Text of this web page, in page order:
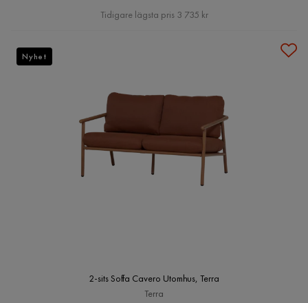
Pris
Tidigare lägsta pris 3 735 kr
2-sits Soffa Cavero Utomhus, Terra
Terra
Nyhet